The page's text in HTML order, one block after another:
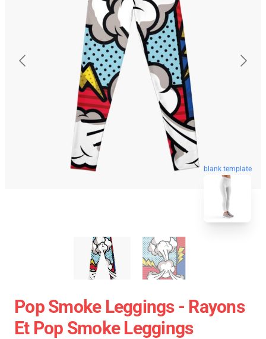
blank template
Pop Smoke Leggings - Rayons
Et Pop Smoke Leggings